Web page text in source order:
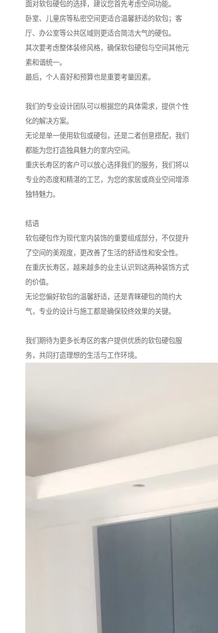
面对软包硬包的选择，建议您首先考虑空间功能。
卧室、儿童房等私密空间更适合温馨舒适的软包；客
厅、办公室等公共区域则更适合简洁大气的硬包。
其次要考虑整体装修风格，确保软包硬包与空间其他元
素和谐统一。
最后，个人喜好和预算也是重要考量因素。
我们的专业设计团队可以根据您的具体需求，提供个性
化的解决方案。
无论是单一使用软包或硬包，还是二者创意搭配，我们
都能为您打造独具魅力的室内空间。
重庆长寿区的客户可以放心选择我们的服务，我们将以
专业的态度和精湛的工艺，为您的家居或商业空间增添
独特魅力。
结语
软包硬包作为现代室内装饰的重要组成部分，不仅提升
了空间的美观度，更改善了生活的舒适性和安全性。
在重庆长寿区，越来越多的业主认识到这两种装饰方式
的价值。
无论您偏好软包的温馨舒适，还是青睐硬包的简约大
气，专业的设计与施工都是确保较终效果的关键。
我们期待为更多长寿区的客户提供优质的软包硬包服
务，共同打造理想的生活与工作环境。